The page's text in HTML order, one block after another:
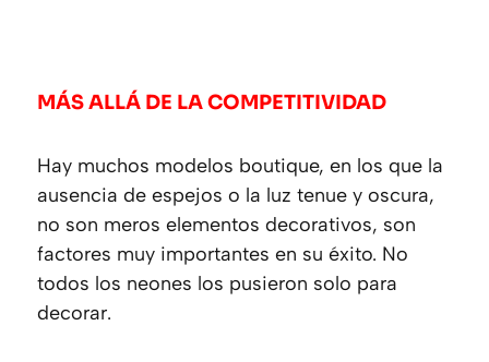
MÁS ALLÁ DE LA COMPETITIVIDAD
Hay muchos modelos boutique, en los que la
ausencia de espejos o la luz tenue y oscura,
no son meros elementos decorativos, son
factores muy importantes en su éxito. No
todos los neones los pusieron solo para
decorar.